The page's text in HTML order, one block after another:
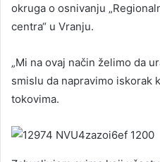
okruga o osnivanju
centra“ u Vranju.
„Mi na ovaj način želimo da
smislu da napravimo iskorak
tokovima.